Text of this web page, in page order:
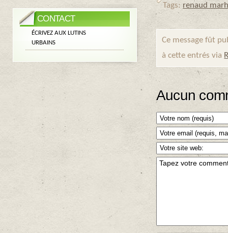
Tags: renaud
Ce message fût
à cette entrés via
Aucun
CONTACT
ÉCRIVEZ AUX LUTINS
URBAINS